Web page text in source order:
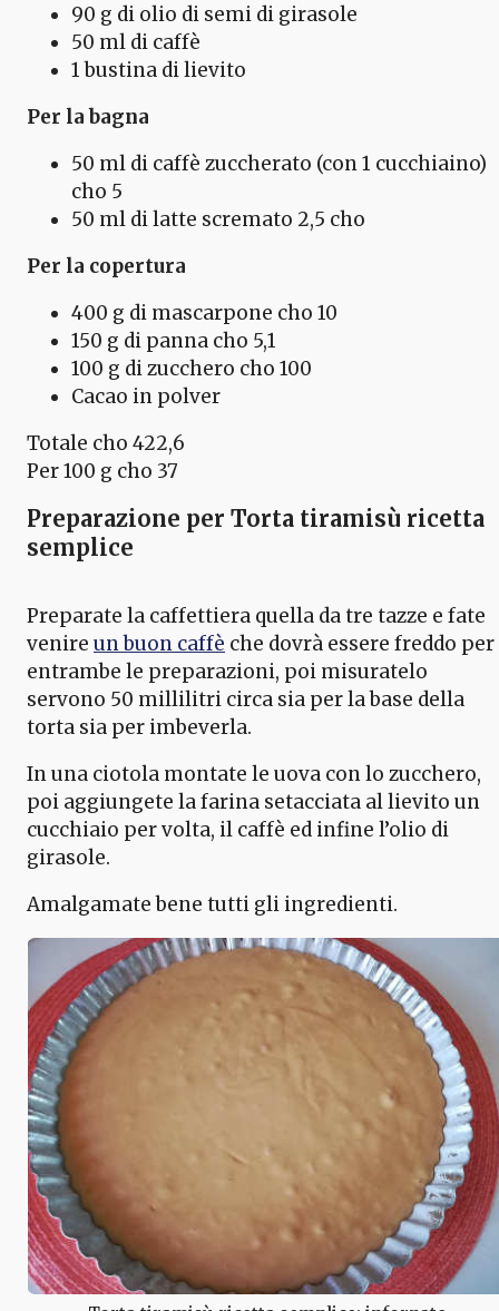
90 g di olio di semi di girasole
50 ml di caffè
1 bustina di lievito
Per la bagna
50 ml di caffè zuccherato (con 1 cucchiaino)
cho 5
50 ml di latte scremato 2,5 cho
Per la copertura
400 g di mascarpone cho 10
150 g di panna cho 5,1
100 g di zucchero cho 100
Cacao in polver
Totale cho 422,6
Per 100 g cho 37
Preparazione per Torta tiramisù ricetta
semplice
Preparate la caffettiera quella da tre tazze e fate
venire un buon caffè che dovrà essere freddo per
entrambe le preparazioni, poi misuratelo
servono 50 millilitri circa sia per la base della
torta sia per imbeverla.
In una ciotola montate le uova con lo zucchero,
poi aggiungete la farina setacciata al lievito un
cucchiaio per volta, il caffè ed infine l’olio di
girasole.
Amalgamate bene tutti gli ingredienti.